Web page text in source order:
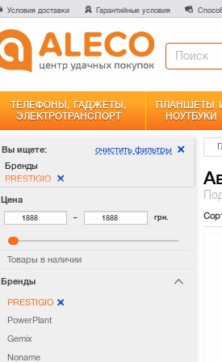
Условия доставки Гарантийные условия
ТЕЛЕФОНЫ, ГАДЖЕТЫ,
ЭЛЕКТРОТРАНСПОРТ
ПЛАНШЕТЫ
НОУТБУКИ
Вы ищете:
Бренды
PRESTIGIO
очистить фильтры
Цена
– грн.
Товары в наличии
Бренды
PRESTIGIO
PowerPlant
Gemix
Noname